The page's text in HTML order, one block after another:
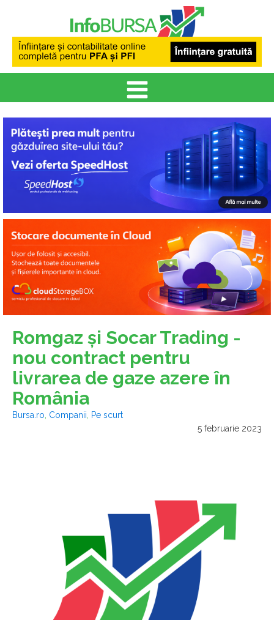
Romgaz şi Socar Trading -
nou contract pentru
livrarea de gaze azere în
România
Bursa.ro Companii
Pe scurt
5 februarie 2023